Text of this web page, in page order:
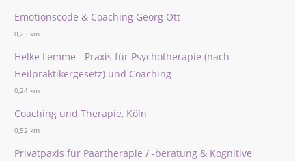
Emotionscode & Coaching Georg Ott
0,23 km
Helke Lemme - Praxis für Psychotherapie (nach
Heilpraktikergesetz) und Coaching
0,24 km
Coaching und Therapie, Köln
0,52 km
Privatpaxis für Paartherapie / -beratung & Kognitive